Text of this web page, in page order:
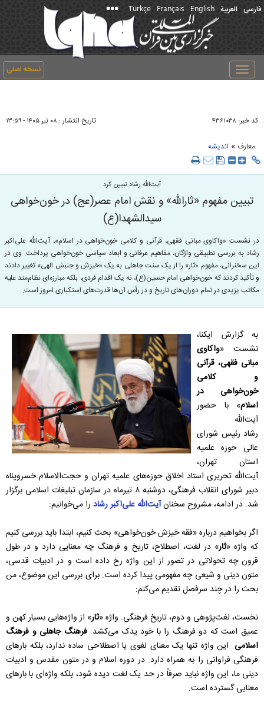
فارسی العربیة English
Français
Türkçe
نسخه اصلی
Toggle
navigation
کد خبر: ۴۳۶۱۰۳۸ تاریخ انتشار : ۰۸ تير ۱۴۰۵ - ۱۳:۵۹
معارف » اندیشه
آیت‌الله رشاد تبیین کرد
تبیین مفهوم «ثارالله» و نقش امام عصر(عج) در خون‌خواهی
سیدالشهدا(ع)
در نشست «واکاوی مبانی فقهی، قرآنی و کلامی خون‌خواهی در اسلام»، آیت‌الله علی‌اکبر
رشاد به بررسی تطبیقی واژگان، مفاهیم عرفانی و ابعاد سیاسی خون‌خواهی پرداخت. وی در
این سخنرانی، مفهوم «ثار» را از یک سنت جاهلی به یک «خیزش و جنبش الهی» تغییر دادند
و تأکید کردند که خون‌خواهی امام حسین(ع)، نه یک اقدام فردی، بلکه مبارزه‌ای نظام‌مند علیه
مکاتب یزیدی در تمام دوران‌های تاریخ و در رأس آن‌ها قدرت‌های استکباری امروز است.
به گزارش ایکنا،
نشست «واکاوی
مبانی فقهی، قرآنی
و کلامی
خون‌خواهی در
اسلام» با حضور
آیت‌الله
رشاد رئیس شورای
عالی حوزه علمیه
استان تهران،
آیت‌الله تحریری استاد اخلاق حوزه‌های علمیه تهران و حجت‌الاسلام خسروپناه
دبیر شورای انقلاب فرهنگی، دوشنبه ۸ تیرماه در سازمان تبلیغات اسلامی برگزار
شد. در ادامه، مشروح سخنانآیت‌الله علی‌اکبر رشاد را می‌خوانیم:
اگر بخواهیم درباره «فقه خیزش خون‌خواهی» بحث کنیم، ابتدا باید بررسی کنیم
که واژه «ثار» در لغت، اصطلاح، تاریخ و فرهنگ چه معنایی دارد و در طول
قرون چه تحولاتی در تصور از این واژه رخ داده است و در ادبیات قدسی،
متون دینی و شیعی چه مفهومی پیدا کرده است. برای بررسی این موضوع، من
بحث را در چند سرفصل تقدیم می‌کنم:
نخست، لغت‌پژوهی و دوم، تاریخ فرهنگی. واژه «ثار» از واژه‌هایی بسیار کهن و
عمیق است که دو فرهنگ را با خود یدک می‌کشد:فرهنگ جاهلی و فرهنگ
اسلامی. این واژه تنها یک معنای لغوی یا اصطلاحی ساده ندارد، بلکه بارهای
فرهنگی فراوانی را به همراه دارد. در دوره اسلام و در متون مقدس و ادبیات
دینی ما، این واژه نباید صرفاً در حد یک لغت دیده شود، بلکه واژه‌ای با بارهای
معنایی گسترده است.